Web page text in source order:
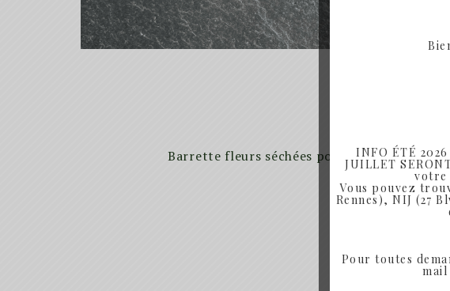
Barrette fleurs séchées pour cheveux à
INFO ÉTÉ 2026
JUILLET
votre
Vous pouvez
Rennes), NIJ (27
Pour toutes